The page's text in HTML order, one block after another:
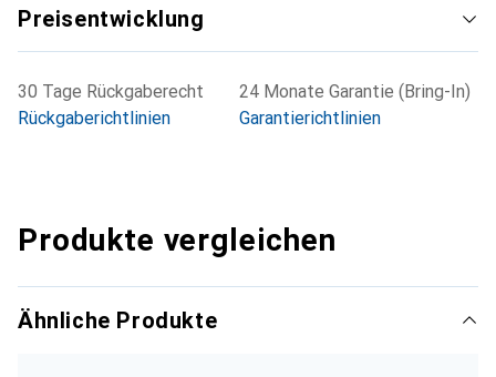
Preisentwicklung
30 Tage Rückgaberecht
Rückgaberichtlinien
24 Monate Garantie (Bring-In)
Garantierichtlinien
Produkte vergleichen
Ähnliche Produkte